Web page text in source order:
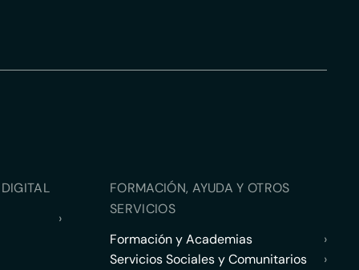
›
FORMACIÓN, AYUDA Y OTROS
SERVICIOS
Formación y Academias
›
Servicios Sociales y Comunitarios
›